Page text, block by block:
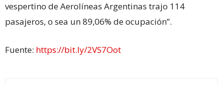
vespertino de Aerolíneas Argentinas trajo 114
pasajeros, o sea un 89,06% de ocupación”.
Fuente: https://bit.ly/2VS7Oot